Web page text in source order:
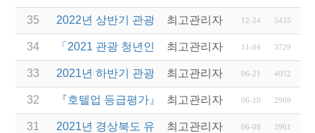
35 2022년 상반기 관광진흥개발기금 융자 시행 안내
최고관리자 12-24 5435
34 「2021 관광 청년인턴제 지원 사업」 변경 사항 안내
최고관리자 11-04 3729
33 2021년 하반기 관광진흥개발기금 융자 시행 안내
최고관리자 06-21 4052
32 『호텔업 등급평가』 평가요원 선발 안내
최고관리자 06-10 2969
31 2021년 경상북도 유니크베뉴를 활용한 MICE행사
최고관리자 06-08 2961